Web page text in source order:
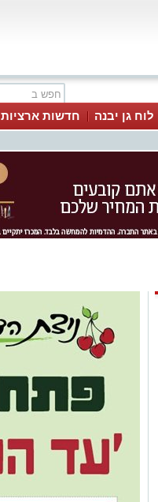
לוח גן יבנה חדשות ארציות